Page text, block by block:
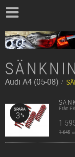
Audi A4 (05-08)
Från
1
1 645 KR
SPARA
3%